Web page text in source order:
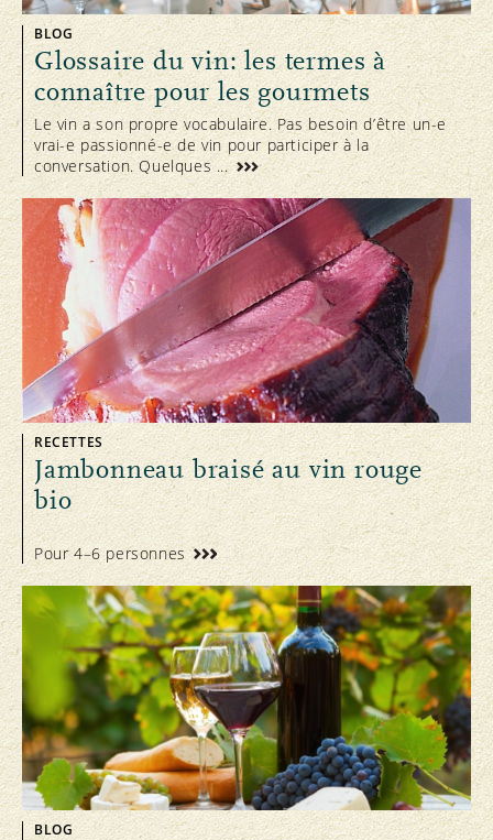
BLOG
Glossaire du vin: les termes à
connaître pour les gourmets
Le vin a son propre vocabulaire. Pas besoin d’être un-e
vrai-e passionné-e de vin pour participer à la
conversation. Quelques ...
RECETTES
Jambonneau braisé au vin rouge
bio
Pour 4–6 personnes
BLOG